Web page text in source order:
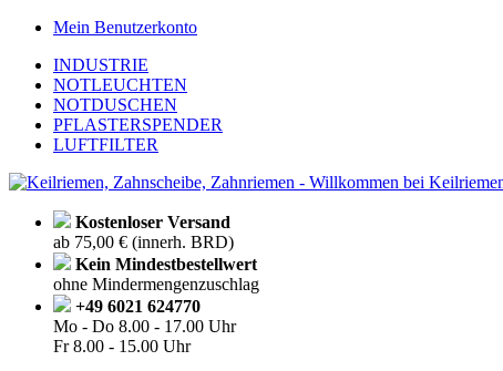
Mein Benutzerkonto
INDUSTRIE
NOTLEUCHTEN
NOTDUSCHEN
PFLASTERSPENDER
LUFTFILTER
Kostenloser Versand
ab 75,00 € (innerh. BRD)
Kein Mindestbestellwert
ohne Mindermengenzuschlag
+49 6021 624770
Mo - Do 8.00 - 17.00 Uhr
Fr8.00 - 15.00 Uhr